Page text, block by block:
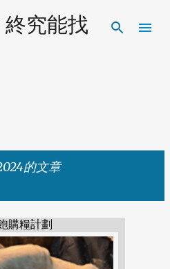
主要內容
終究能找
的文章
購糧計劃